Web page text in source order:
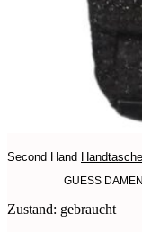
Second Hand Handtasche
GUESS
Zustand: gebraucht